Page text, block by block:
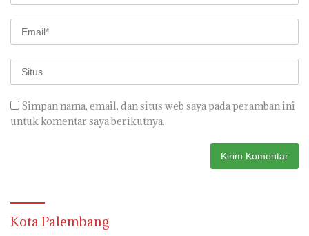
Simpan nama, email, dan situs web saya pada peramban ini
untuk komentar saya berikutnya.
Kota Palembang